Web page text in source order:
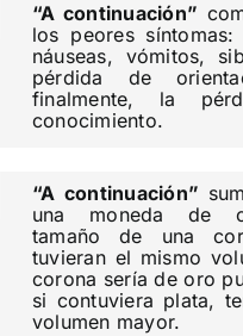
“A continuación”
los peores síntomas:
náuseas, vómitos,
pérdida de
finalmente, la
conocimiento.
“A continuación”
una moneda de
tamaño de una
tuvieran el mismo
corona sería de oro
si contuviera plata,
volumen mayor.